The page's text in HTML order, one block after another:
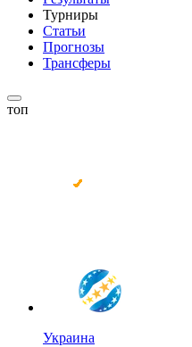
Турниры
Статьи
Прогнозы
Трансферы
топ
Украина